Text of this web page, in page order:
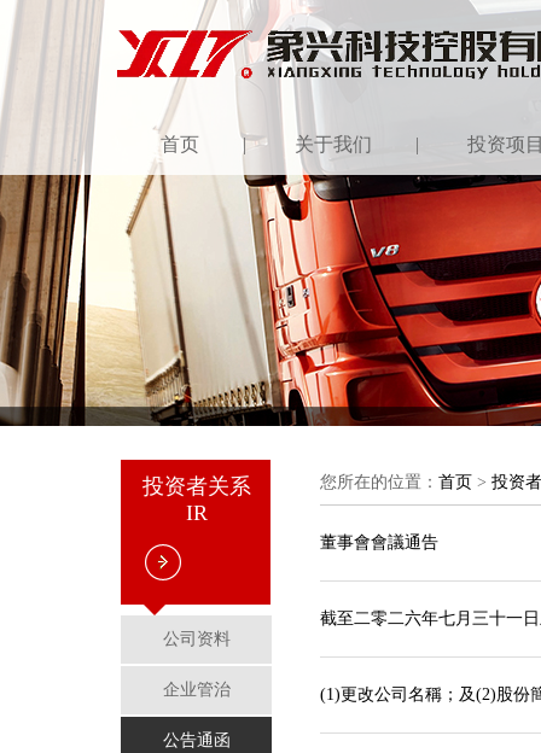
首页 | 关于我们 | 投资项
投资者关系
IR
公司资料
企业管治
公告通函
您所在的位置： 首页 > 投资
董事會會議通告
截至二零二六年七月三十一
(1)更改公司名稱；及(2)股份